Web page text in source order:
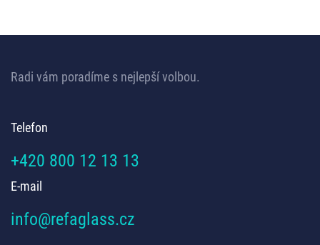
Radi vám poradíme s nejlepší volbou.
Telefon
+420 800 12 13 13
E-mail
info@refaglass.cz